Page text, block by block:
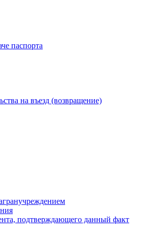
паспорта
на въезд (возвращение)
подтверждающего данный факт